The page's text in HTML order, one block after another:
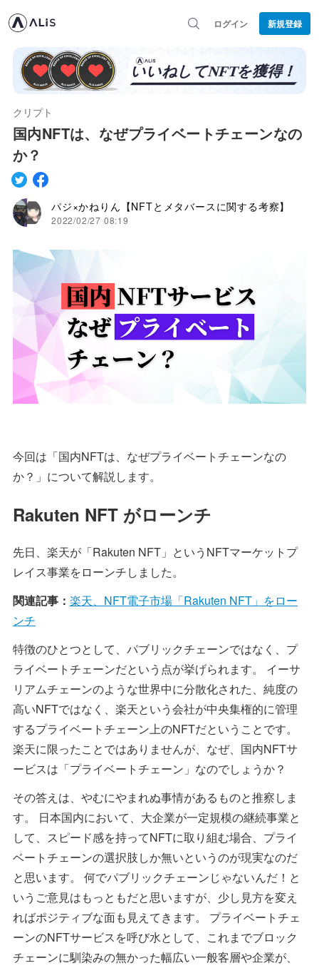
ログイン 新規登録
クリプト
国内NFTは、なぜプライベートチェーンなの
か？
パジ×かねりん【NFTとメタバースに関する考察】
2022/02/27 08:19
今回は「国内NFTは、なぜプライベートチェーンなの
か？」について解説します。
Rakuten NFT がローンチ
先日、楽天が「Rakuten NFT」というNFTマーケットプ
レイス事業をローンチしました。
関連記事： 楽天、NFT電子市場「Rakuten NFT」をロー
ンチ
特徴のひとつとして、パブリックチェーンではなく、プ
ライベートチェーンだという点が挙げられます。 イーサ
リアムチェーンのような世界中に分散化された、純度の
高いNFTではなく、楽天という会社が中央集権的に管理
するプライベートチェーン上のNFTだということです。
楽天に限ったことではありませんが、なぜ、国内NFTサ
ービスは「プライベートチェーン」なのでしょうか？
その答えは、やむにやまれぬ事情があるものと推察しま
す。 日本国内において、大企業が一定規模の継続事業と
して、スピード感を持ってNFTに取り組む場合、プライ
ベートチェーンの選択肢しか無いというのが現実なのだ
と思います。 何でパブリックチェーンじゃないんだ！と
いうご意見はもっともだと思いますが、少し見方を変え
ればポジティブな面も見えてきます。 プライベートチェ
ーンのNFTサービスを呼び水として、これまでブロック
チェーンに馴染みの無かった幅広い一般客層や企業が、